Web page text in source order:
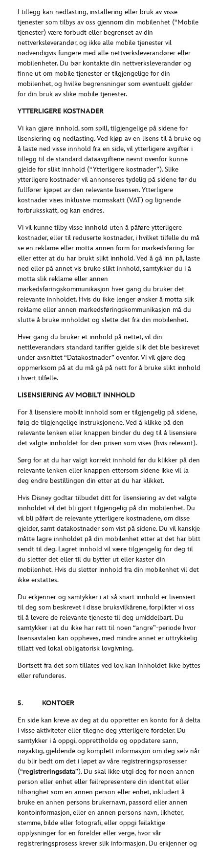
I tillegg kan nedlasting, installering eller bruk av visse
tjenester som tilbys av oss gjennom din mobilenhet (“Mobile
tjenester) være forbudt eller begrenset av din
nettverksleverandør, og ikke alle mobile tjenester vil
nødvendigvis fungere med alle nettverksleverandører eller
mobilenheter. Du bør kontakte din nettverksleverandør og
finne ut om mobile tjenester er tilgjengelige for din
mobilenhet, og hvilke begrensninger som eventuelt gjelder
for din bruk av slike mobile tjenester.
YTTERLIGERE KOSTNADER
Vi kan gjøre innhold, som spill, tilgjengelige på sidene for
lisensiering og nedlasting. Ved kjøp av en lisens til å bruke og
å laste ned visse innhold fra en side, vil ytterligere avgifter i
tillegg til de standard dataavgiftene nevnt ovenfor kunne
gjelde for slikt innhold (“Ytterligere kostnader”). Slike
ytterligere kostnader vil annonseres tydelig på sidene før du
fullfører kjøpet av den relevante lisensen. Ytterligere
kostnader vises inklusive momsskatt (VAT) og lignende
forbruksskatt, og kan endres.
Vi vil kunne tilby visse innhold uten å påføre ytterligere
kostnader, eller til reduserte kostnader, i hvilket tilfelle du må
se en reklame eller motta annen form for markedsføring før
eller etter at du har brukt slikt innhold. Ved å gå inn på, laste
ned eller på annet vis bruke slikt innhold, samtykker du i å
motta slik reklame eller annen
markedsføringskommunikasjon hver gang du bruker det
relevante innholdet. Hvis du ikke lenger ønsker å motta slik
reklame eller annen markedsføringskommunikasjon må du
slutte å bruke innholdet og slette det fra din mobilenhet.
Hver gang du bruker et innhold på nettet, vil din
nettleverandørs standard tariffer gjelde slik det ble beskrevet
under avsnittet “Datakostnader” ovenfor. Vi vil gjøre deg
oppmerksom på at du må gå på nett for å bruke slikt innhold
i hvert tilfelle.
LISENSIERING AV MOBILT INNHOLD
For å lisensiere mobilt innhold som er tilgjengelig på sidene,
følg de tilgjengelige instruksjonene. Ved å klikke på den
relevante lenken eller knappen binder du deg til å lisensiere
det valgte innholdet for den prisen som vises (hvis relevant).
Sørg for at du har valgt korrekt innhold før du klikker på den
relevante lenken eller knappen ettersom sidene ikke vil la
deg endre bestillingen din etter at du har klikket.
Hvis Disney godtar tilbudet ditt for lisensiering av det valgte
innholdet vil det bli gjort tilgjengelig på din mobilenhet. Du
vil bli påført de relevante ytterligere kostnadene, om disse
gjelder, samt datakostnader som vist på sidene. Du vil kanskje
måtte lagre innholdet på din mobilenhet etter at det har blitt
sendt til deg. Lagret innhold vil være tilgjengelig for deg til
du sletter det eller til du bytter ut eller kaster din
mobilenhet. Hvis du sletter innhold fra din mobilenhet vil det
ikke erstattes.
Du erkjenner og samtykker i at så snart innhold er lisensiert
til deg som beskrevet i disse bruksvilkårene, forplikter vi oss
til å levere de relevante tjeneste til deg umiddelbart. Du
samtykker i at du ikke har rett til noen “angre”-periode hvor
lisensavtalen kan oppheves, med mindre annet er uttrykkelig
tillatt ved lokal obligatorisk lovgivning.
Bortsett fra det som tillates ved lov, kan innholdet ikke byttes
eller refunderes.
5. KONTOER
En side kan kreve av deg at du oppretter en konto for å delta
i visse aktiviteter eller tilegne deg ytterligere fordeler. Du
samtykker i å oppgi, opprettholde og oppdatere sann,
nøyaktig, gjeldende og komplett informasjon om deg selv når
du blir bedt om det i løpet av våre registreringsprosesser
(“registreringsdata”). Du skal ikke utgi deg for noen annen
person eller enhet eller feilrepresentere din identitet eller
tilhørighet som en annen person eller enhet, inkludert å
bruke en annen persons brukernavn, passord eller annen
kontoinformasjon, eller en annen persons navn, likheter,
stemme, bilde eller fotografi, eller oppgi feilaktige
opplysninger for en forelder eller verge, hvor vår
registreringsprosess krever slik informasjon. Du erkjenner og